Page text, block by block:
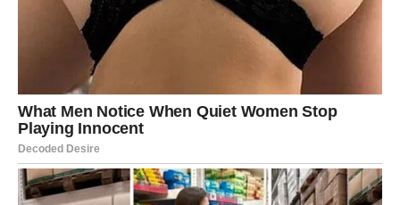
Ovo je mesec kada Bik vidi plodove strpljenja. I to menja
sve: samopouzdanje raste, motivacija se vraća, i Bik
ponovo oseća snagu u sebi.
UNUTRAŠNJA SNAGA – BIK U
MARTU POSTAJE MAGNET
Bik u martu počinje da zrači. Ljudi ga primete. Njegovo